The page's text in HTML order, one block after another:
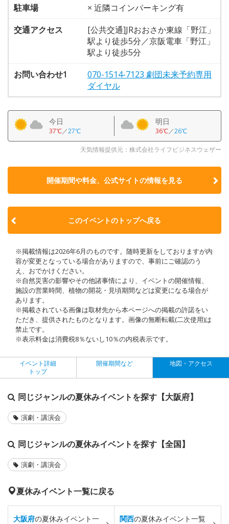
駐車場
× 近隣コインパーキング有
交通アクセス
[公共交通]JRおおさか東線「野江」
駅より徒歩5分／京阪電車「野江」
駅より徒歩5分
お問い合わせ1
070-1514-7123 劇団未来予約専用
ダイヤル
今日
37℃／27℃
明日
36℃／26℃
天気情報提供元：株式会社ライフビジネスウェザー
開催期間や料金、公式サイトの情報を見る
このイベントのトップへ戻る
※掲載情報は2026年6月のものです。随時更新をしておりますが内
容が変更となっている場合がありますので、事前にご確認のう
え、おでかけください。
※自然災害の影響やその他諸事情により、イベントの開催情報、
施設の営業時間、植物の開花・見頃期間などは変更になる場合が
あります。
※掲載されている画像は取材先から本ページへの掲載の許諾をい
ただき、提供されたものとなります。画像の無断転載(二次使用)は
禁止です。
※表示料金は消費税8％ないし10％の内税表示です。
イベント詳細
トップ
開催期間など 地図・アクセス
同じジャンルの夏休みイベントを探す【大阪府】
演劇・講演会
同じジャンルの夏休みイベントを探す【全国】
演劇・講演会
夏休みイベント一覧に戻る
大阪府の夏休みイベント一 関西の夏休みイベント一覧